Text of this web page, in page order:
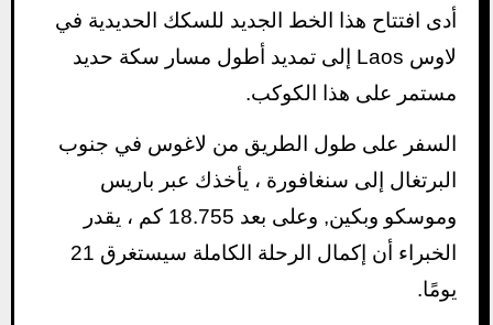
أدى افتتاح هذا الخط الجديد للسكك الحديدية في
لاوس Laos إلى تمديد أطول مسار سكة حديد
مستمر على هذا الكوكب.
السفر على طول الطريق من لاغوس في جنوب
البرتغال إلى سنغافورة ، يأخذك عبر باريس
وموسكو وبكين, وعلى بعد 18.755 كم ، يقدر
الخبراء أن إكمال الرحلة الكاملة سيستغرق 21
يومًا.